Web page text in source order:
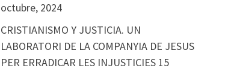
octubre, 2024
CRISTIANISMO Y JUSTICIA. UN
LABORATORI DE LA COMPANYIA DE JESUS
PER ERRADICAR LES INJUSTICIES 15